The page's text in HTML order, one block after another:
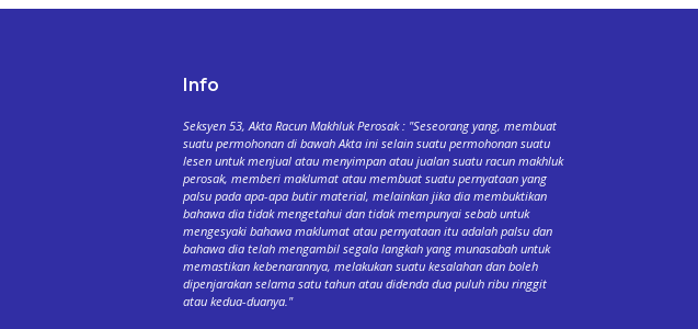
Info
Seksyen 53, Akta Racun Makhluk Perosak : "Seseorang yang, membuat
suatu permohonan di bawah Akta ini selain suatu permohonan suatu
lesen untuk menjual atau menyimpan atau jualan suatu racun makhluk
perosak, memberi maklumat atau membuat suatu pernyataan yang
palsu pada apa-apa butir material, melainkan jika dia membuktikan
bahawa dia tidak mengetahui dan tidak mempunyai sebab untuk
mengesyaki bahawa maklumat atau pernyataan itu adalah palsu dan
bahawa dia telah mengambil segala langkah yang munasabah untuk
memastikan kebenarannya, melakukan suatu kesalahan dan boleh
dipenjarakan selama satu tahun atau didenda dua puluh ribu ringgit
atau kedua-duanya."